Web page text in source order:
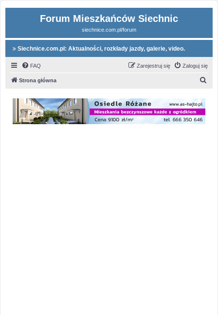
Forum Mieszkańców Siechnic
siechnice.com.pl/forum
Siechnice.com.pl: Aktualności, rozkłady jazdy, galerie, video.
FAQ Zaloguj się
Zarejestruj się
Strona główna